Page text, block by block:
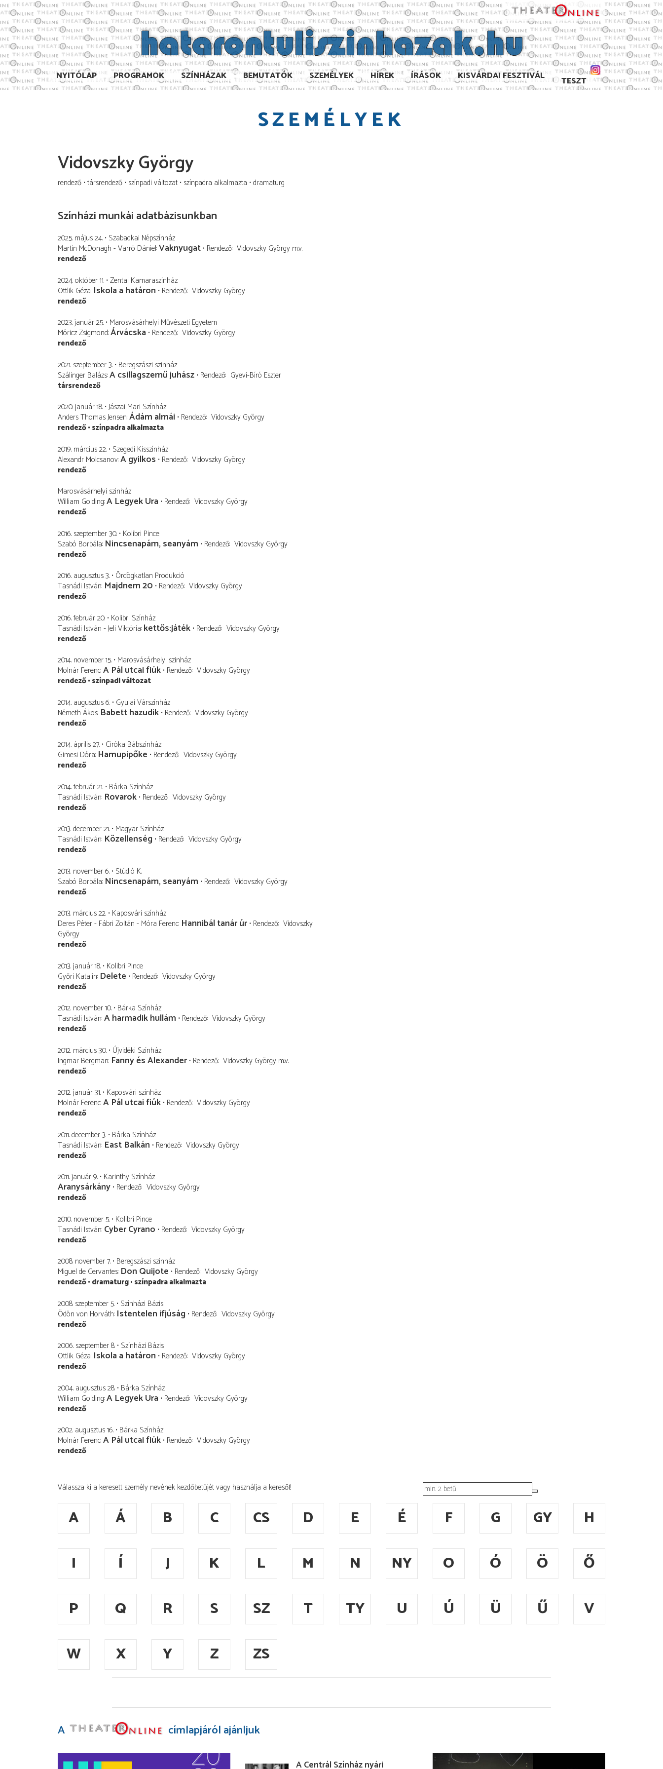
NYITÓLAP PROGRAMOK SZÍNHÁZAK BEMUTATÓK SZEMÉLYEK HÍREK ÍRÁSOK KISVÁRDAI FESZTIVÁL TESZT
SZEMÉLYEK
Vidovszky György
rendező társrendező színpadi változat színpadra alkalmazta dramaturg
Színházi munkái adatbázisunkban
2025. május 24. Szabadkai Népszínház
Martin McDonagh - Varró Dániel Vaknyugat Rendező Vidovszky György m.v.
rendező
2024. október 11. Zentai Kamaraszínház
Ottlik Géza Iskola a határon Rendező Vidovszky György
rendező
2023. január 25. Marosvásárhelyi Művészeti Egyetem
Móricz Zsigmond Árvácska Rendező Vidovszky György
rendező
2021. szeptember 3. Beregszászi szinház
Szálinger Balázs A csillagszemű juhász Rendező Gyevi-Bíró Eszter
társrendező
2020. január 18. Jászai Mari Színház
Anders Thomas Jensen Ádám almái Rendező Vidovszky György
rendező színpadra alkalmazta
2019. március 22. Szegedi Kisszínház
Alexandr Molcsanov A gyilkos Rendező Vidovszky György
rendező
Marosvásárhelyi szinház
William Golding A Legyek Ura Rendező Vidovszky György
rendező
2016. szeptember 30. Kolibri Pince
Szabó Borbála Nincsenapám, seanyám Rendező Vidovszky György
rendező
2016. augusztus 3. Ördögkatlan Produkció
Tasnádi István Majdnem 20 Rendező Vidovszky György
rendező
2016. február 20. Kolibri Színház
Tasnádi István - Jeli Viktória kettős:játék Rendező Vidovszky György
rendező
2014. november 15. Marosvásárhelyi szinház
Molnár Ferenc A Pál utcai fiúk Rendező Vidovszky György
rendező színpadi változat
2014. augusztus 6. Gyulai Várszínház
Németh Ákos Babett hazudik Rendező Vidovszky György
rendező
2014. április 27. Ciróka Bábszínház
Gimesi Dóra Hamupipőke Rendező Vidovszky György
rendező
2014. február 21. Bárka Színház
Tasnádi István Rovarok Rendező Vidovszky György
rendező
2013. december 21. Magyar Színház
Tasnádi István Közellenség Rendező Vidovszky György
rendező
2013. november 6. Stúdió K.
Szabó Borbála Nincsenapám, seanyám Rendező Vidovszky György
rendező
2013. március 22. Kaposvári színház
Deres Péter - Fábri Zoltán - Móra Ferenc Hannibál tanár úr Rendező Vidovszky
György
rendező
2013. január 18. Kolibri Pince
Győri Katalin Delete Rendező Vidovszky György
rendező
2012. november 10. Bárka Színház
Tasnádi István A harmadik hullám Rendező Vidovszky György
rendező
2012. március 30. Újvidéki Színház
Ingmar Bergman Fanny és Alexander Rendező Vidovszky György m.v.
rendező
2012. január 31. Kaposvári színház
Molnár Ferenc A Pál utcai fiúk Rendező Vidovszky György
rendező
2011. december 3. Bárka Színház
Tasnádi István East Balkán Rendező Vidovszky György
rendező
2011. január 9. Karinthy Színház
Aranysárkány Rendező Vidovszky György
rendező
2010. november 5. Kolibri Pince
Tasnádi István Cyber Cyrano Rendező Vidovszky György
rendező
2008. november 7. Beregszászi szinház
Miguel de Cervantes Don Quijote Rendező Vidovszky György
rendező dramaturg színpadra alkalmazta
2008. szeptember 5. Színházi Bázis
Ödön von Horváth Istentelen ifjúság Rendező Vidovszky György
rendező
2006. szeptember 8. Színházi Bázis
Ottlik Géza Iskola a határon Rendező Vidovszky György
rendező
2004. augusztus 28. Bárka Színház
William Golding A Legyek Ura Rendező Vidovszky György
rendező
2002. augusztus 16. Bárka Színház
Molnár Ferenc A Pál utcai fiúk Rendező Vidovszky György
rendező
Válassza ki a keresett személy nevének kezdőbetűjét vagy használja a keresőt!
A Á B C CS D E É F G GY
H
I
Í J K L M N NY O Ó Ö
Ő
P
Q R S SZ T TY U Ú Ü Ű
V
W
X Y Z ZS
A címlapjáról ajánljuk
A Centrál Színház nyári